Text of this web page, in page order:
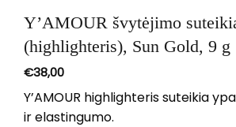
Y’AMOUR švytėjimo
(highlighteris), Sun Gold, 9 g
€38,00
Y’AMOUR highlighteris suteikia
ir elastingumo.